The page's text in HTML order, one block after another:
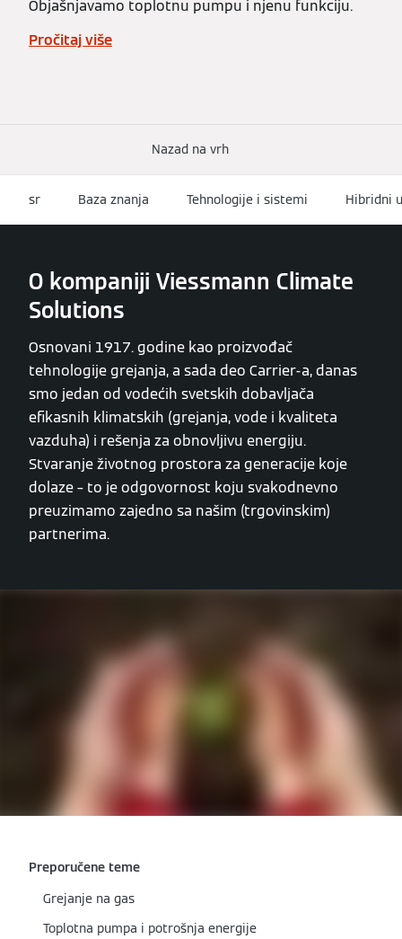
Objašnjavamo toplotnu pumpu i njenu funkciju.
Pročitaj više
Nazad na vrh
sr Baza znanja Tehnologije i sistemi Hibridni
O kompaniji Viessmann Climate
Solutions
Osnovani 1917. godine kao proizvođač
tehnologije grejanja, a sada deo Carrier-a, danas
smo jedan od vodećih svetskih dobavljača
efikasnih klimatskih (grejanja, vode i kvaliteta
vazduha) i rešenja za obnovljivu energiju.
Stvaranje životnog prostora za generacije koje
dolaze – to je odgovornost koju svakodnevno
preuzimamo zajedno sa našim (trgovinskim)
partnerima.
Preporučene teme
Grejanje na gas
Toplotna pumpa i potrošnja energije